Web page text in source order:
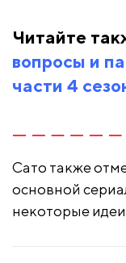
Читайте
вопросы и
части 4
Сато также
основной
некоторые